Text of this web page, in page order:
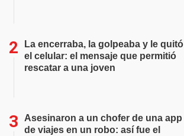
La encerraba, la golpeaba y le quitó
el celular: el mensaje que permitió
rescatar a una joven
Asesinaron a un chofer de una app
de viajes en un robo: así fue el